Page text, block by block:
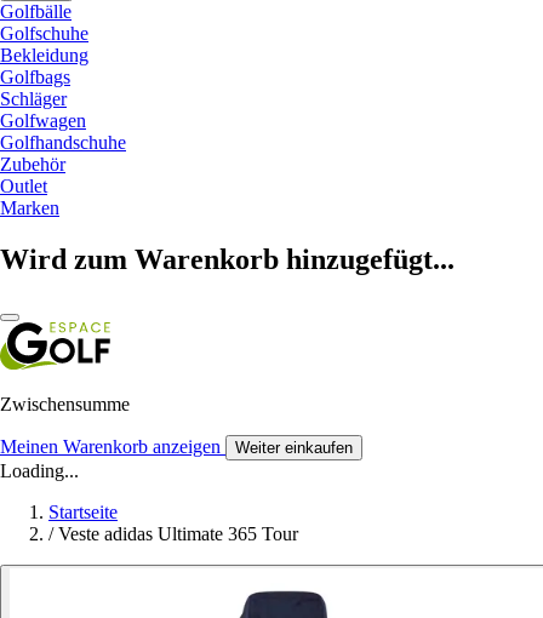
Golfbälle
Golfschuhe
Bekleidung
Golfbags
Schläger
Golfwagen
Golfhandschuhe
Zubehör
Outlet
Marken
Wird zum Warenkorb hinzugefügt...
Zwischensumme
Meinen Warenkorb anzeigen Weiter einkaufen
Loading...
Startseite
/ Veste adidas Ultimate 365 Tour